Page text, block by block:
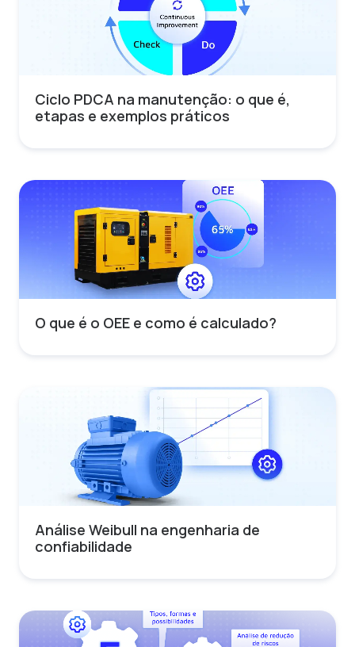
Ciclo PDCA na manutenção: o que é,
etapas e exemplos práticos
O que é o OEE e como é calculado?
Análise Weibull na engenharia de
confiabilidade